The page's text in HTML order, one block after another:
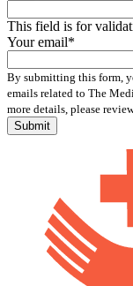
This field is for
Your email*
By submitting this form,
emails related to The
more details, please